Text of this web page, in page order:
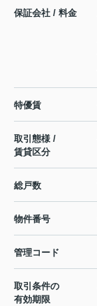
保証会社 / 料金
特優賃
取引態様 /
賃貸区分
総戸数
物件番号
管理コード
取引条件の
有効期限